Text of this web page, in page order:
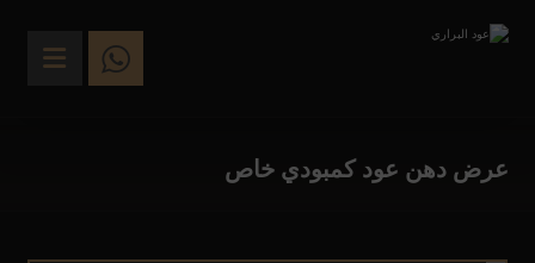
عرض دهن عود كمبودي خاص